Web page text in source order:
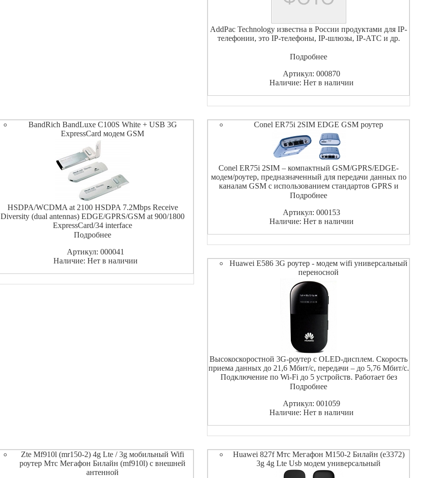
AddPac Technology известна в России продуктами для IP-
телефонии, это IP-телефоны, IP-шлюзы, IP-АТС и др.
Подробнее
Артикул: 000870
Наличие: Нет в наличии
BandRich BandLuxe C100S White + USB 3G
ExpressCard модем GSM
HSDPA/WCDMA at 2100 HSDPA 7.2Mbps Receive
Diversity (dual antennas) EDGE/GPRS/GSM at 900/1800
ExpressCard/34 interface
Подробнее
Артикул: 000041
Наличие: Нет в наличии
Conel ER75i 2SIM EDGE GSM роутер
Conel ER75i 2SIM – компактный GSM/GPRS/EDGE-
модем/роутер, предназначенный для передачи данных по
каналам GSM с использованием стандартов GPRS и
EDGE на скорости до 236,8 Кбит/с.
Подробнее
Артикул: 000153
Наличие: Нет в наличии
Huawei E586 3G роутер - модем wifi универсальный
переносной
Высокоскоростной 3G-роутер с OLED-дисплем. Скорость
приема данных до 21,6 Мбит/с, передачи – до 5,76 Мбит/с.
Подключение по Wi-Fi до 5 устройств. Работает без
подзарядки до 5 часов.
Подробнее
Артикул: 001059
Наличие: Нет в наличии
Zte Mf910l (mr150-2) 4g Lte / 3g мобильный Wifi
роутер Мтс Мегафон Билайн (mf910l) с внешней
антенной
Huawei 827f Мтс Мегафон М150-2 Билайн (e3372)
3g 4g Lte Usb модем универсальный